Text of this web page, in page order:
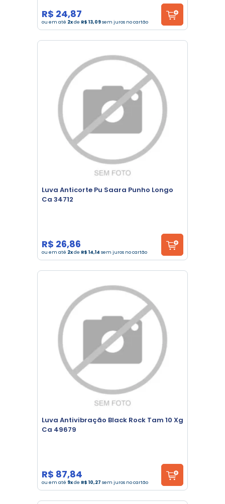
R$ 24,87
ou em até 2xde R$ 13,09sem juros no cartão
Luva Anticorte Pu Saara Punho Longo
Ca 34712
R$ 26,86
ou em até 2xde R$ 14,14 sem juros no cartão
Luva Antivibração Black Rock Tam 10 Xg
Ca 49679
R$ 87,84
ou em até 9xde R$ 10,27 sem juros no cartão